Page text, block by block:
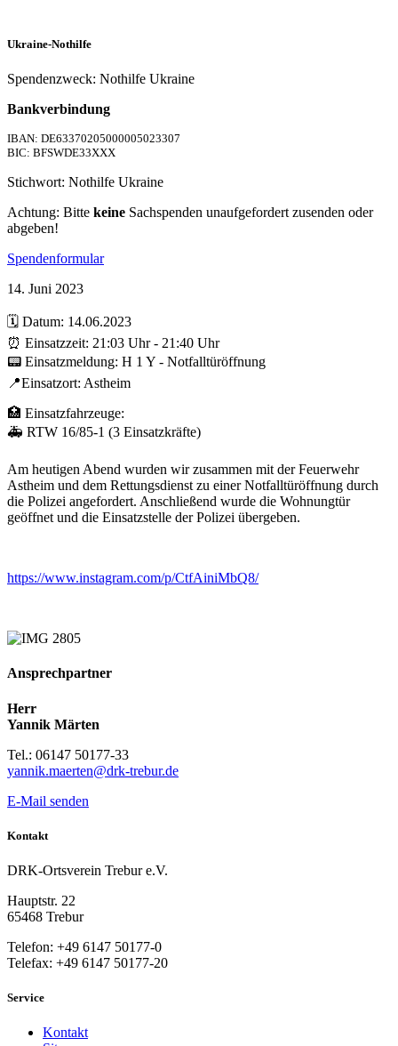
Ukraine-Nothilfe
Spendenzweck: Nothilfe Ukraine
Bankverbindung
IBAN: DE63370205000005023307
BIC: BFSWDE33XXX
Stichwort: Nothilfe Ukraine
Achtung: Bitte keine Sachspenden unaufgefordert zusenden oder
abgeben!
Spendenformular
14. Juni 2023
🗓️ Datum: 14.06.2023
⏰ Einsatzzeit: 21:03 Uhr - 21:40 Uhr
📟 Einsatzmeldung: H 1 Y - Notfalltüröffnung
📍Einsatzort: Astheim
🏥 Einsatzfahrzeuge:
🚑 RTW 16/85-1 (3 Einsatzkräfte)
Am heutigen Abend wurden wir zusammen mit der Feuerwehr
Astheim und dem Rettungsdienst zu einer Notfalltüröffnung durch
die Polizei angefordert. Anschließend wurde die Wohnungtür
geöffnet und die Einsatzstelle der Polizei übergeben.
https://www.instagram.com/p/CtfAiniMbQ8/
Ansprechpartner
Herr
Yannik Märten
Tel.: 06147 50177-33
yannik.maerten@drk-trebur.de
E-Mail senden
Kontakt
DRK-Ortsverein Trebur e.V.
Hauptstr. 22
65468 Trebur
Telefon: +49 6147 50177-0
Telefax: +49 6147 50177-20
Service
Kontakt